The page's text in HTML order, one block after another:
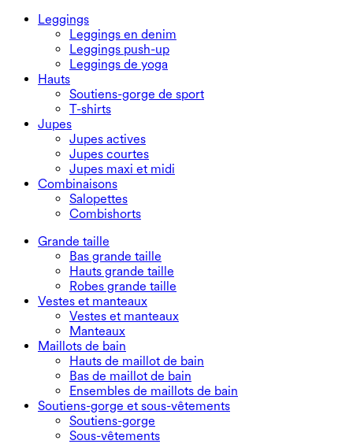
Leggings
Leggings en denim
Leggings push-up
Leggings de yoga
Hauts
Soutiens-gorge de sport
T-shirts
Jupes
Jupes actives
Jupes courtes
Jupes maxi et midi
Combinaisons
Salopettes
Combishorts
Grande taille
Bas grande taille
Hauts grande taille
Robes grande taille
Vestes et manteaux
Vestes et manteaux
Manteaux
Maillots de bain
Hauts de maillot de bain
Bas de maillot de bain
Ensembles de maillots de bain
Soutiens-gorge et sous-vêtements
Soutiens-gorge
Sous-vêtements